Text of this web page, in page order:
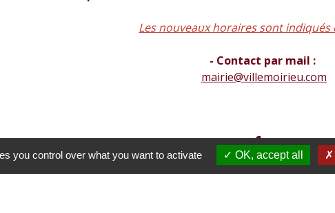
Les nouveaux horaires sont indiqués
- Contact par mail :
mairie@villemoirieu.com
you control over what you want to activate OK, accept all